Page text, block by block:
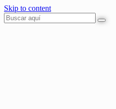
Skip to content